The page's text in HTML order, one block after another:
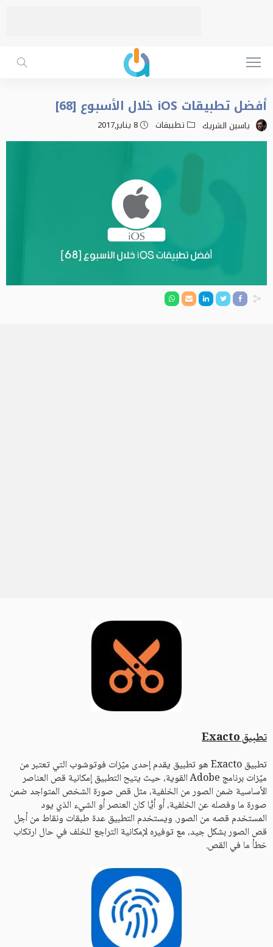
أفضل تطبيقات iOS خلال الأسبوع [68]
ياسين الشريك تطبيقات 8 يناير,2017
تطبيق Exacto
تطبيق Exacto هو تطبيق يقدم إحدى ميّزات فوتوشوب التي تعتبر من
ميّزات برنامج Adobe القوية، حيث يتيح التطبيق إمكانية قص العناصر
الأساسية ضمن الصور من الخلفية، مثل قص صورة الشخص المتواجد ضمن
صورة ما وفصله عن الخلفية، أو أيًّا كان العنصر أو الشيء الذي يود
المستخدم قصه من الصور. ويستخدم التطبيق عدة طبقات ونقاط من أجل
قص الصور بشكل جيد، مع توفيره لإمكانية التراجع للخلف في حال ارتكاب
خطأ ما في القص.